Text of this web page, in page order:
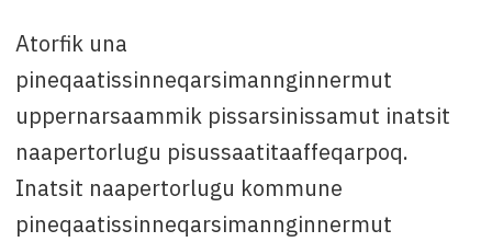
Atorfik una
pineqaatissinneqarsimannginnermut
uppernarsaammik pissarsinissamut inatsit
naapertorlugu pisussaatitaaffeqarpoq.
Inatsit naapertorlugu kommune
pineqaatissinneqarsimannginnermut